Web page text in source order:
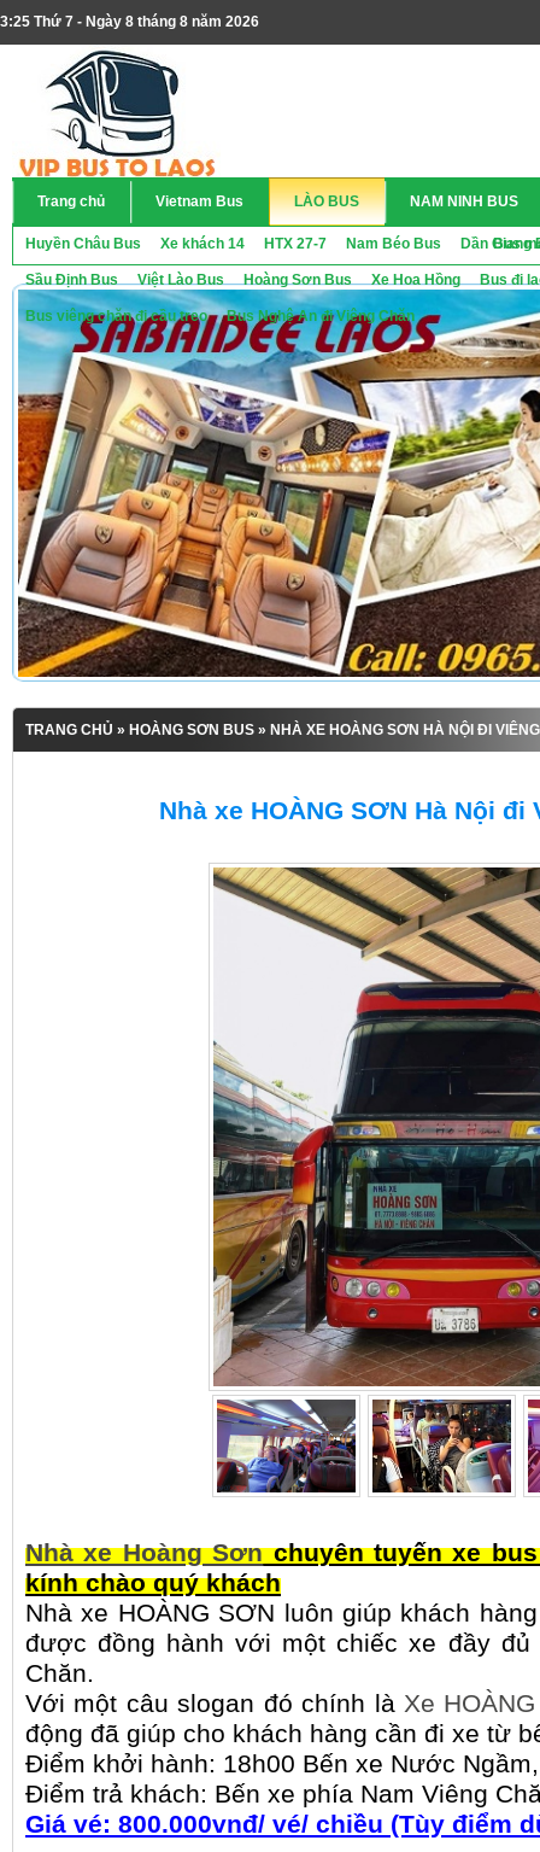
3:25 Thứ 7 - Ngày 8 tháng 8 năm 2026
Trang chủ Vietnam Bus LÀO BUS
Huyền Châu Bus Xe khách 14 HTX 27-7 Nam Béo Bus Dần Giang
Sầu Định Bus Việt Lào Bus Hoàng Sơn Bus Xe Hoa Hồng Bus đi
Bus viêng chăn đi cầu treo Bus Nghệ An đi Viêng Chăn
NAM NINH BUS
Bus
TRANG CHỦ » HOÀNG SƠN BUS » NHÀ XE HOÀNG SƠN HÀ NỘI ĐI
Nhà xe HOÀNG SƠN Hà Nội đi
Nhà xe Hoàng Sơnchuyên tuyến xe
kính chào quý khách
Nhà xe HOÀNG SƠN luôn giúp khách
được đồng hành với một chiếc xe đầy
Chăn.
Với một câu slogan đó chính là Xe
động đã giúp cho khách hàng cần đi xe từ
Điểm khởi hành: 18h00 Bến xe Nước
Điểm trả khách: Bến xe phía Nam Viêng
Giá vé: 800.000vnđ/ vé/ chiều (Tùy điểm